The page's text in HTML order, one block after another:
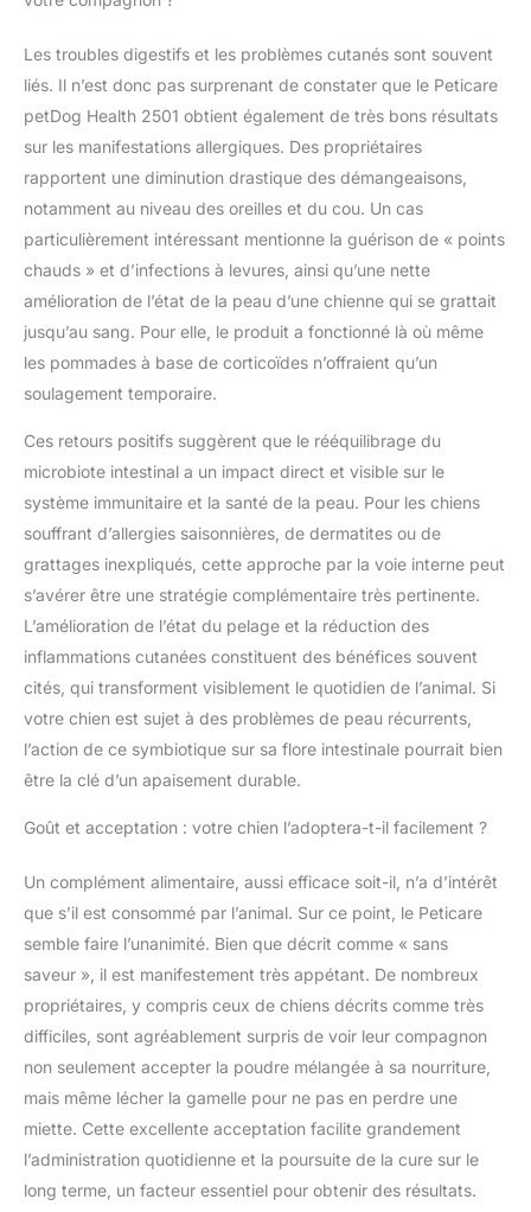
Les troubles digestifs et les problèmes cutanés sont souvent
liés. Il n’est donc pas surprenant de constater que le Peticare
petDog Health 2501 obtient également de très bons résultats
sur les manifestations allergiques. Des propriétaires
rapportent une diminution drastique des démangeaisons,
notamment au niveau des oreilles et du cou. Un cas
particulièrement intéressant mentionne la guérison de « points
chauds » et d’infections à levures, ainsi qu’une nette
amélioration de l’état de la peau d’une chienne qui se grattait
jusqu’au sang. Pour elle, le produit a fonctionné là où même
les pommades à base de corticoïdes n’offraient qu’un
soulagement temporaire.
Ces retours positifs suggèrent que le rééquilibrage du
microbiote intestinal a un impact direct et visible sur le
système immunitaire et la santé de la peau. Pour les chiens
souffrant d’allergies saisonnières, de dermatites ou de
grattages inexpliqués, cette approche par la voie interne peut
s’avérer être une stratégie complémentaire très pertinente.
L’amélioration de l’état du pelage et la réduction des
inflammations cutanées constituent des bénéfices souvent
cités, qui transforment visiblement le quotidien de l’animal. Si
votre chien est sujet à des problèmes de peau récurrents,
l’action de ce symbiotique sur sa flore intestinale pourrait bien
être la clé d’un apaisement durable.
Goût et acceptation : votre chien l’adoptera-t-il facilement ?
Un complément alimentaire, aussi efficace soit-il, n’a d’intérêt
que s’il est consommé par l’animal. Sur ce point, le Peticare
semble faire l’unanimité. Bien que décrit comme « sans
saveur », il est manifestement très appétant. De nombreux
propriétaires, y compris ceux de chiens décrits comme très
difficiles, sont agréablement surpris de voir leur compagnon
non seulement accepter la poudre mélangée à sa nourriture,
mais même lécher la gamelle pour ne pas en perdre une
miette. Cette excellente acceptation facilite grandement
l’administration quotidienne et la poursuite de la cure sur le
long terme, un facteur essentiel pour obtenir des résultats.